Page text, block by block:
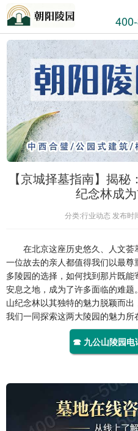
【京城择墓指南】揭
纪念林成
分类:行业动态 发布
在北京这座历史悠久、人文
一位故去的亲人都值得我们以最
多陵园的选择，如何找到那片既
安息之地，成为了许多面临的难题
山纪念林以其独特的魅力脱颖而
我们一同探索这两大陵园的魅力所
☎ 九公山陵园电